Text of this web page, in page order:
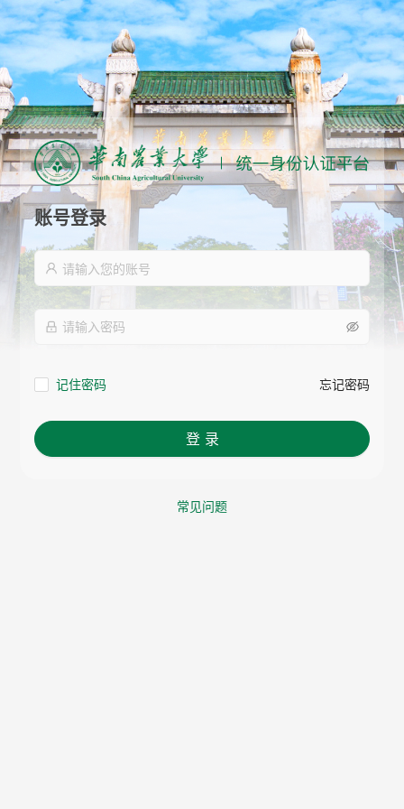
账号登录
记住密码 忘记密码
登 录
常见问题